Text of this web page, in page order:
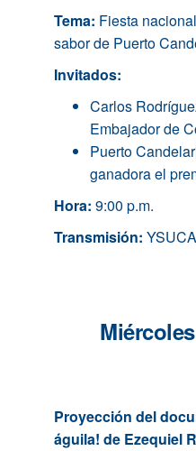
Tema: Fiesta
sabor de Puerto
Invitados:
Carlos
Embajador de
Puerto
ganadora el
Hora: 9:00 p.m.
Transmisión:
Proyección del
águila! de Ezequiel